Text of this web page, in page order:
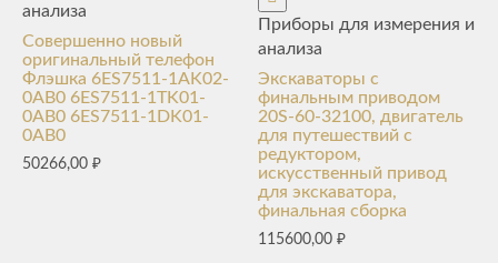
анализа
Совершенно новый
оригинальный телефон
Флэшка 6ES7511-1AK02-
0AB0 6ES7511-1TK01-
0AB0 6ES7511-1DK01-
0AB0
50266,00 ₽
Приборы для измерения и
анализа
Экскаваторы с
финальным приводом
20S-60-32100, двигатель
для путешествий с
редуктором,
искусственный привод
для экскаватора,
финальная сборка
115600,00₽